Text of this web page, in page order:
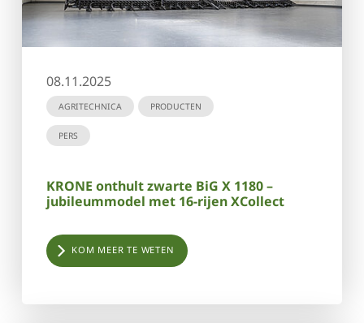
08.11.2025
AGRITECHNICA PRODUCTEN
PERS
KRONE onthult zwarte BiG X 1180 –
jubileummodel met 16-rijen XCollect
KOM MEER TE WETEN